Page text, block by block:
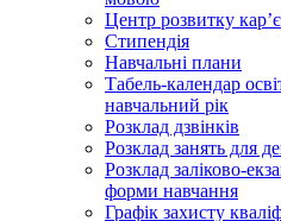
Центр розвитку
Стипендія
Навчальні плани
Табель-календар
навчальний рік
Розклад дзвінків
Розклад занять для
Розклад заліково-
форми навчання
Графік захисту